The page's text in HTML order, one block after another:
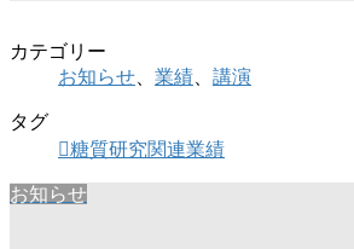
カテゴリー
お知らせ
業績 講演
タグ
糖質研究関連業績
お知らせ